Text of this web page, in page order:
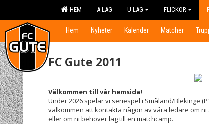
HEM A LAG U-LAG FLICKOR
Hem Nyheter Kalender Matcher
FC Gute 2011
Välkommen till vår hemsida!
Under 2026 spelar vi seriespel i Småland/Blekinge
välkommen att kontakta någon av våra ledare om
eller om ni behöver lag till en matchcamp.